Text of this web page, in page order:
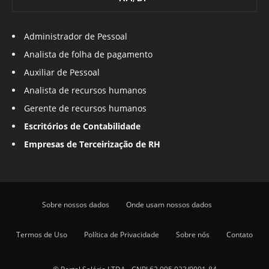
Administrador de Pessoal
Analista de folha de pagamento
Auxiliar de Pessoal
Analista de recursos humanos
Gerente de recursos humanos
Escritórios de Contabilidade
Empresas de Terceirização de RH
Sobre nossos dados Onde usam nossos dados
Termos de Uso Política de Privacidade Sobre nós Contato